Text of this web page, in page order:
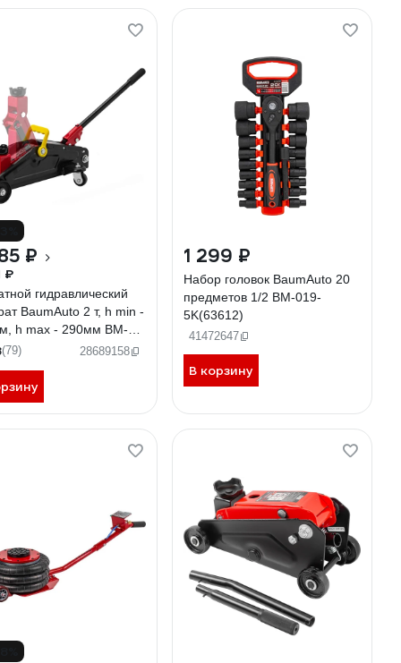
₽
₽
гидравлический
BaumAuto 2 т, h min -
h max - 290мм BM-
(79) 28689158
1 299 ₽
Набор головок BaumAuto 20
предметов 1/2 BM-019-
5K(63612)
41472647
В корзину